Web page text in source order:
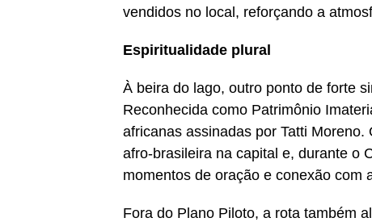
vendidos no local, reforçando a
Espiritualidade plural
À beira do lago, outro ponto de forte
Reconhecida como Patrimônio
africanas assinadas por Tatti
afro-brasileira na capital e, durante o
momentos de oração e conexão com
Fora do Plano Piloto, a rota também